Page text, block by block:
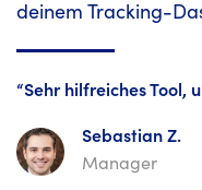
deinem Tracking-
“Sehr hilfreiches Tool,
Sebastian Z.
Manager